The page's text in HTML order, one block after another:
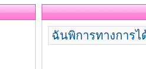
ฉันพิการทางการไ